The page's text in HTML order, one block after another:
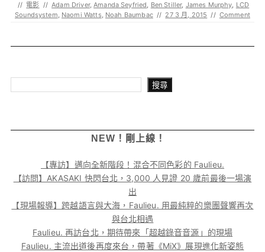
// 電影 // Adam Driver,Amanda Seyfried, Ben Stiller, James Murphy, LCD
Soundsystem, Naomi Watts, Noah Baumbac // 27 3 月, 2015 // Comment
搜尋
NEW！剛上線！
【專訪】邁向全新階段！混合不同色彩的 Faulieu.
【訪問】AKASAKI 快閃台北，3,000 人見證 20 歲前最後一場演
出
【現場報導】跨越語言與大海，Faulieu. 用最純粹的樂團聲響再次
與台北相遇
Faulieu. 再訪台北，期待帶來「超越錄音音源」的現場
Faulieu. 主流出道後再度來台，帶著《MiX》展現進化新姿態